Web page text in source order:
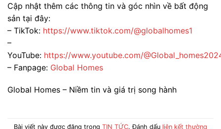
Cập nhật thêm các thông tin và góc nhìn về bất động
sản tại đây:
– TikTok: https://www.tiktok.com/@globalhomes1
–
YouTube: https://www.youtube.com/
– Fanpage: Global Homes
Global Homes – Niềm tin và giá trị song hành
Bài viết này được đăng trong TIN TỨC. Đánh dấu liên kết thường